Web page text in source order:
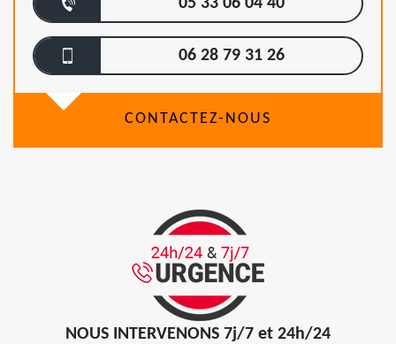
05 33 06 04 40
06 28 79 31 26
CONTACTEZ-NOUS
NOUS INTERVENONS 7j/7 et 24h/24